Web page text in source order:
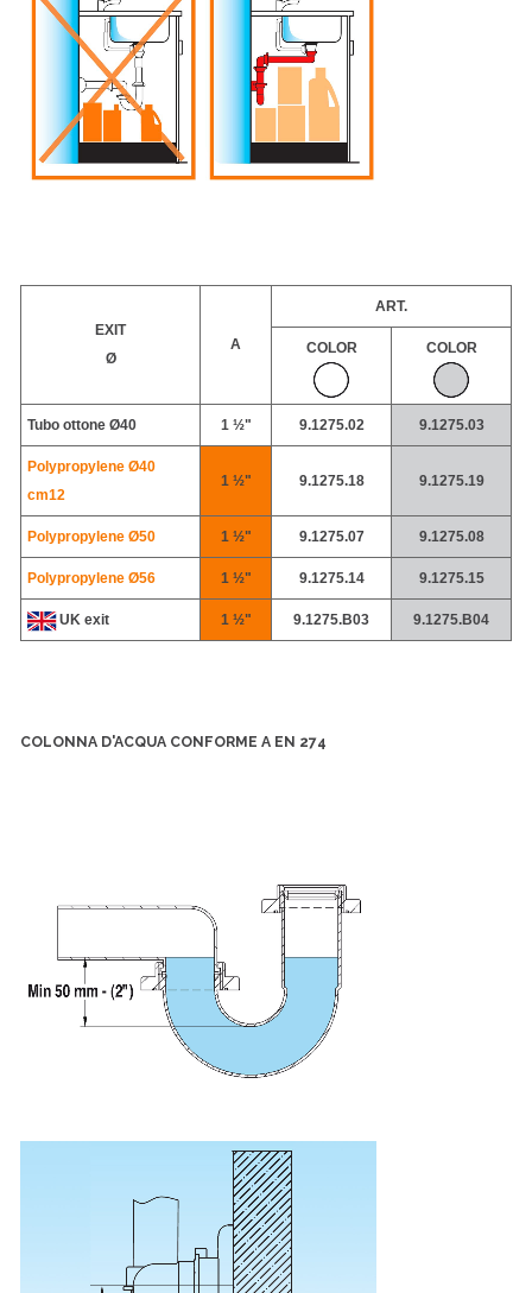
EXIT
Ø
A
ART.
COLOR COLOR
Tubo ottone Ø40 1 ½" 9.1275.02 9.1275.03
Polypropylene Ø40
cm12
1 ½" 9.1275.18 9.1275.19
Polypropylene Ø50 1 ½" 9.1275.07 9.1275.08
Polypropylene Ø56 1 ½" 9.1275.14 9.1275.15
UK exit 1 ½" 9.1275.B03 9.1275.B04
COLONNA D'ACQUA CONFORME A EN 274